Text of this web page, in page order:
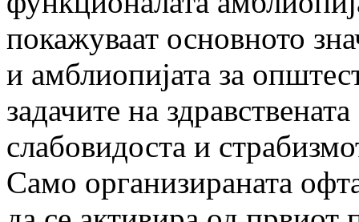
покажуваат основното
и амблиопијата за
задачите на
слабовидоста и
Само организираната